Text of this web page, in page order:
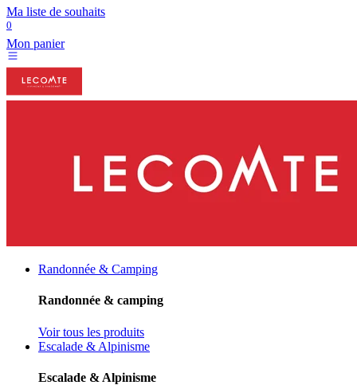
Ma liste de souhaits
0
Mon panier
Randonnée & Camping
Randonnée & camping
Voir tous les produits
Escalade & Alpinisme
Escalade & Alpinisme